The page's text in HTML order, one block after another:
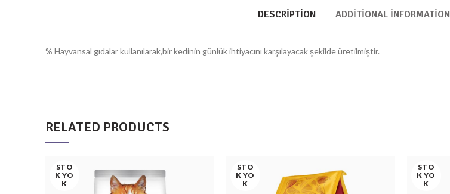
DESCRIPTION ADDITIONAL INFORMATION
% Hayvansal gıdalar kullanılarak,bir kedinin günlük ihtiyacını karşılayacak şekilde üretilmiştir.
RELATED PRODUCTS
STO
K YO
K
STO
K YO
K
STO
K YO
K